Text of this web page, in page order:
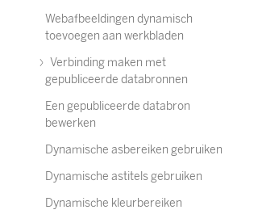
Webafbeeldingen dynamisch
toevoegen aan werkbladen
Verbinding maken met
gepubliceerde databronnen
Een gepubliceerde databron
bewerken
Dynamische asbereiken gebruiken
Dynamische astitels gebruiken
Dynamische kleurbereiken